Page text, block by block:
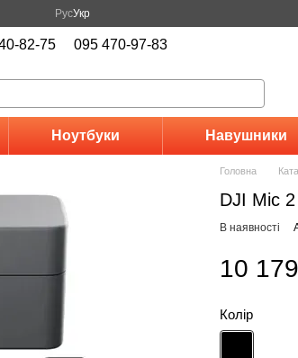
РусУкр
82-75 095 470-97-83
Ноутбуки Навушники
Головна
DJI Mic
В наявності
10
Колір